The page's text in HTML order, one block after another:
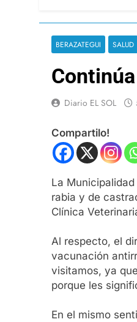
BERAZATEGUI SALUD
Diario EL SOL
Compartilo!
La
rabia y de
Clínica
Al respecto, el
vacunación
visitamos, ya
porque les
En el mismo